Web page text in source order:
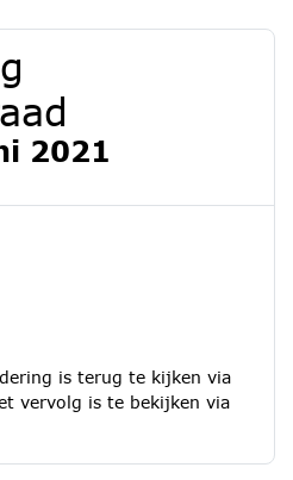
2021
is terug te kijken via
vervolg is te bekijken via